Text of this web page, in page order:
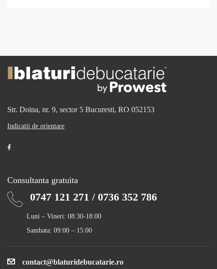
Str. Doina, nr. 9, sector 5 Bucuresti, RO 052153
Indicatii de orientare
Consultanta gratuita
0747 121 271 / 0736 352 786
Luni – Vineri: 08:30-18:00
Sambata: 09:00 – 15:00
contact@blaturidebucatarie.ro